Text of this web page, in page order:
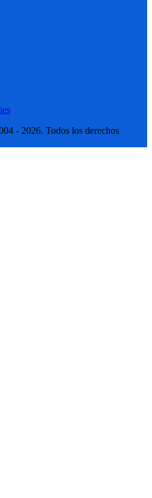
- 2026. Todos los derechos